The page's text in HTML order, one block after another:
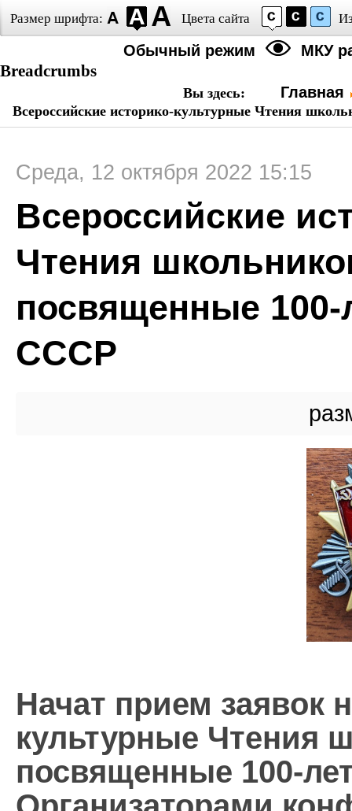
Размер шрифта: Цвета сайта
Обычный режим МКУ
Breadcrumbs
Вы здесь: Главная
Всероссийские историко-культурные Чтения
Среда, 12 октября 2022 15:15
Всероссийские
Чтения
посвященные
СССР
Начат прием заявок
культурные Чтения
посвященные 100-